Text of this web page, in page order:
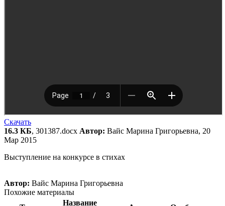
Скачать
16.3 КБ, 301387.docx Автор: Вайс Марина Григорьевна, 20
Мар 2015
Выступление на конкурсе в стихах
Автор: Вайс Марина Григорьевна
Похожие материалы
Название